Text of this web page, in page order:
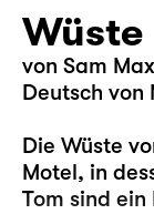
Wüste
von Sam Max
Deutsch
Die Wüste
Motel, in
Tom sind